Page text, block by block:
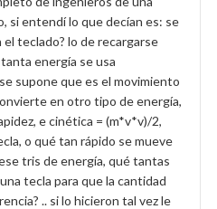
si entendí lo que decían es: se
teclado? lo de recargarse
energía se usa
supone que es el movimiento
en otro tipo de energía,
e cinética = (m*v*v)/2,
o qué tan rápido se mueve
tris de energía, qué tantas
tecla para que la cantidad
.. si lo hicieron tal vez le